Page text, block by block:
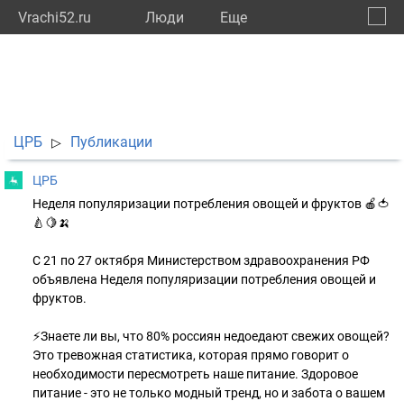
Vrachi52.ru Люди Eще
ЦРБ ▷ Публикации
ЦРБ
Неделя популяризации потребления овощей и фруктов 🍎🍅
🍐🍋🍌
С 21 по 27 октября Министерством здравоохранения РФ
объявлена Неделя популяризации потребления овощей и
фруктов.
⚡Знаете ли вы, что 80% россиян недоедают свежих овощей?
Это тревожная статистика, которая прямо говорит о
необходимости пересмотреть наше питание. Здоровое
питание - это не только модный тренд, но и забота о вашем